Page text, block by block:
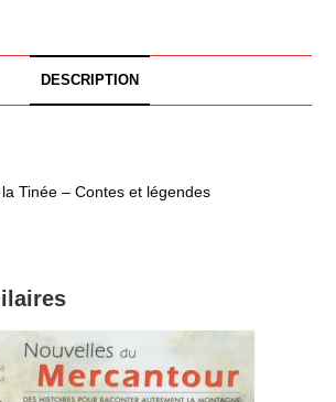
DESCRIPTION
Tinée – Contes et légendes